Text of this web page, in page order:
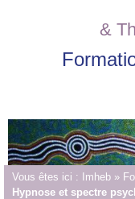
&
Vous êtes ici : Imheb »
Hypnose et spectre